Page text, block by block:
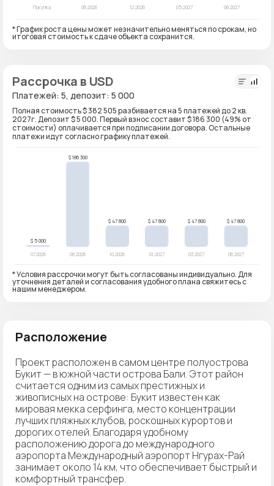
* График роста цены может незначительно меняться по срокам, но
итоговая стоимость к сдаче объекта сохранится.
Рассрочка в USD
Платежей: 5, депозит: 5 000
Полная стоимость $ 382 505 разбивается на 5 платежей до 2 кв.
2027г. Депозит $ 5 000. Первый взнос составит $ 186 300 (49% от
стоимости) оплачивается при подписании договора. Остальные
платежи идут согласно графику платежей.
* Условия рассрочки могут быть согласованы индивидуально. Для
уточнения деталей и согласования удобного плана свяжитесь с
нашим менеджером.
Расположение
Проект расположен в самом центре полуострова
Букит — в южной части острова Бали. Этот район
считается одним из самых престижных и
живописных на острове: Букит известен как
мировая мекка серфинга, место концентрации
лучших пляжных клубов, роскошных курортов и
дорогих отелей. Благодаря удобному
расположению дорога до международного
аэропорта Международный аэропорт Нгурах-Рай
занимает около 14 км, что обеспечивает быстрый и
комфортный трансфер.